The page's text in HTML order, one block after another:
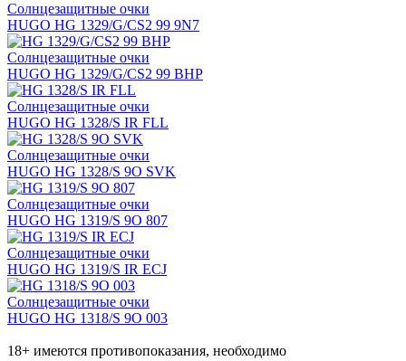
Солнцезащитные очки
HUGO HG 1329/G/CS2 99 9N7
Солнцезащитные очки
HUGO HG 1329/G/CS2 99 BHP
Солнцезащитные очки
HUGO HG 1328/S IR FLL
Солнцезащитные очки
HUGO HG 1328/S 9O SVK
Солнцезащитные очки
HUGO HG 1319/S 9O 807
Солнцезащитные очки
HUGO HG 1319/S IR ECJ
Солнцезащитные очки
HUGO HG 1318/S 9O 003
18+ имеются противопоказания, необходимо